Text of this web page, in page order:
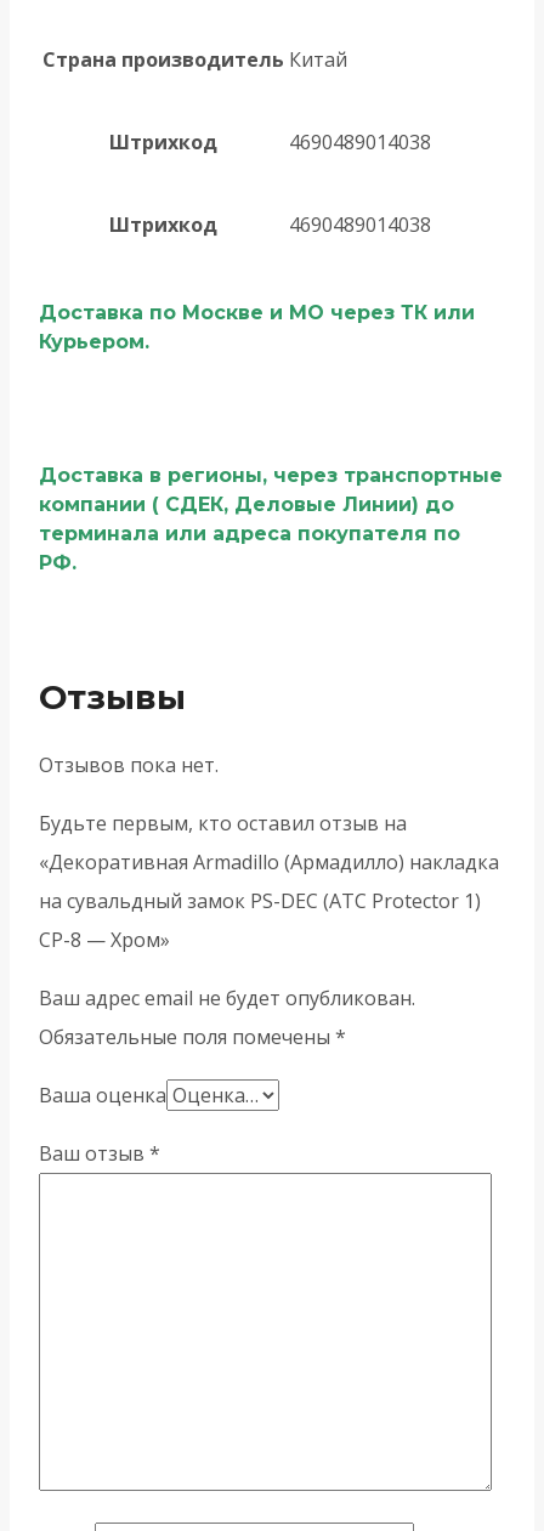
Страна производитель Китай
Штрихкод 4690489014038
Штрихкод 4690489014038
Доставка по Москве и МО через ТК или
Курьером.
Доставка в регионы, через транспортные
компании ( СДЕК, Деловые Линии) до
терминала или адреса покупателя по
РФ.
Отзывы
Отзывов пока нет.
Будьте первым, кто оставил отзыв на
«Декоративная Armadillo (Армадилло) накладка
на сувальдный замок PS-DEC (ATC Protector 1)
CP-8 — Хром»
Ваш адрес email не будет опубликован.
Обязательные поля помечены *
Ваша оценка
Ваш отзыв *